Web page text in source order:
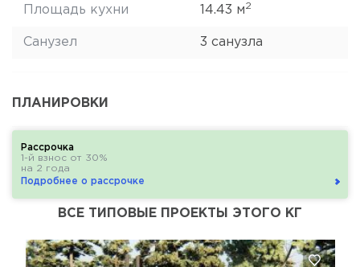
Площадь кухни 14.43 м2
Санузел 3 санузла
ПЛАНИРОВКИ
Рассрочка
1-й взнос от 30%
на 2 года
Подробнее о рассрочке
ВСЕ ТИПОВЫЕ ПРОЕКТЫ ЭТОГО КГ